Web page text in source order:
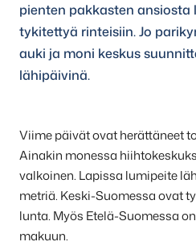
pienten pakkasten
tykitettyä rinteisiin. Jo
auki ja moni keskus
lähipäivinä.
Viime päivät ovat herättäneet
Ainakin monessa
valkoinen. Lapissa lumipeite
metriä. Keski-Suomessa ovat
lunta. Myös Etelä-Suomessa
makuun.